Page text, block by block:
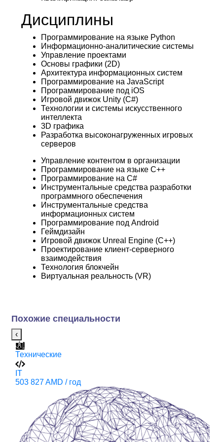
Дисциплины
Программирование на языке Python
Информационно-аналитические системы
Управление проектами
Основы графики (2D)
Архитектура информационных систем
Программирование на JavaScript
Программирование под iOS
Игровой движок Unity (C#)
Технологии и системы искусственного
интеллекта
3D графика
Разработка высоконагруженных игровых
серверов
Управление контентом в организации
Программирование на языке С++
Программирование на C#
Инструментальные средства разработки
программного обеспечения
Инструментальные средства
информационных систем
Программирование под Android
Геймдизайн
Игровой движок Unreal Engine (C++)
Проектирование клиент-серверного
взаимодействия
Технология блокчейн
Виртуальная реальность (VR)
Похожие специальности
‹
Технические
IT
503 827 AMD / год